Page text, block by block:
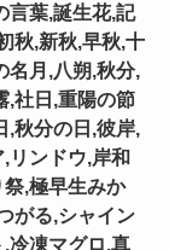
言葉,誕生花,記
秋,新秋,早秋,十
名月,八朔,秋分,
,社日,重陽の節
,秋分の日,彼岸,
リンドウ,岸和
祭,極早生みか
がる,シャイン
冷凍マグロ,真